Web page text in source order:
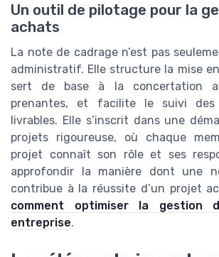
Un outil de pilotage pour la
achats
La note de cadrage n’est pas
administratif. Elle structure la mise
sert de base à la concertation
prenantes, et facilite le suivi
livrables. Elle s’inscrit dans une
projets rigoureuse, où chaque
projet connaît son rôle et ses
approfondir la manière dont une
contribue à la réussite d’un projet
comment optimiser la gestion
entreprise.